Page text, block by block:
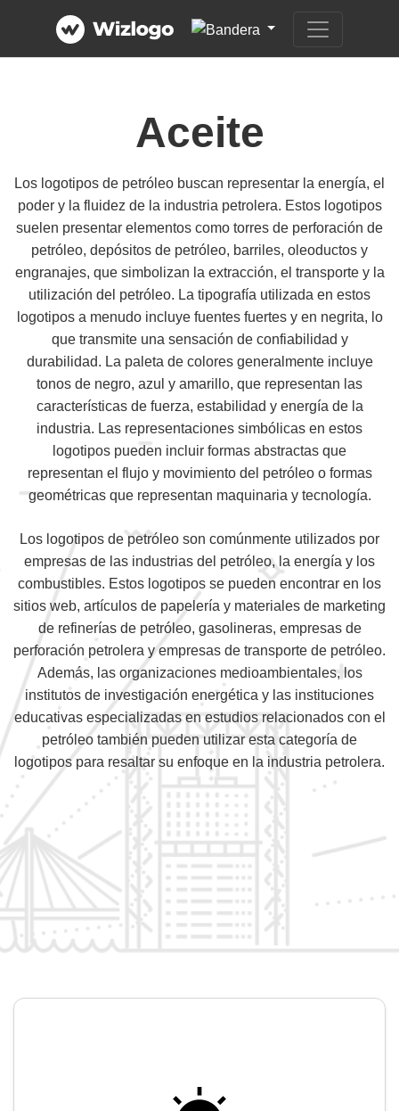
Aceite
Los logotipos de petróleo buscan representar la energía, el
poder y la fluidez de la industria petrolera. Estos logotipos
suelen presentar elementos como torres de perforación de
petróleo, depósitos de petróleo, barriles, oleoductos y
engranajes, que simbolizan la extracción, el transporte y la
utilización del petróleo. La tipografía utilizada en estos
logotipos a menudo incluye fuentes fuertes y en negrita, lo
que transmite una sensación de confiabilidad y
durabilidad. La paleta de colores generalmente incluye
tonos de negro, azul y amarillo, que representan las
características de fuerza, estabilidad y energía de la
industria. Las representaciones simbólicas en estos
logotipos pueden incluir formas abstractas que
representan el flujo y movimiento del petróleo o formas
geométricas que representan maquinaria y tecnología.
Los logotipos de petróleo son comúnmente utilizados por
empresas de las industrias del petróleo, la energía y los
combustibles. Estos logotipos se pueden encontrar en los
sitios web, artículos de papelería y materiales de marketing
de refinerías de petróleo, gasolineras, empresas de
perforación petrolera y empresas de transporte de petróleo.
Además, las organizaciones medioambientales, los
institutos de investigación energética y las instituciones
educativas especializadas en estudios relacionados con el
petróleo también pueden utilizar esta categoría de
logotipos para resaltar su enfoque en la industria petrolera.